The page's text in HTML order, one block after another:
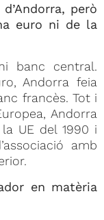
però
euro ni de la
banc central.
Andorra feia
francès. Tot i
Andorra
UE del 1990 i
amb
en matèria